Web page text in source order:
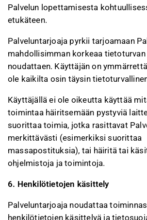
Palvelun lopettamisesta
etukäteen.
Palveluntarjoaja pyrkii tarjoamaan
mahdollisimman korkeaa
noudattaen. Käyttäjän on
ole kaikilta osin täysin
Käyttäjällä ei ole oikeutta käyttää
toimintaa häiritsemään pystyviä
suorittaa toimia, jotka rasittavat
merkittävästi (esimerkiksi suorittaa
massapostituksia), tai häiritä tai
ohjelmistoja ja toimintoja.
6. Henkilötietojen käsittely
Palveluntarjoaja noudattaa
henkilötietojen käsittelyä ja